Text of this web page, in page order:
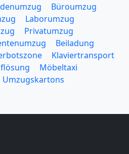
Büroumzug
Laborumzug
Privatumzug
Beiladung
Klaviertransport
Möbeltaxi
Umzugskartons